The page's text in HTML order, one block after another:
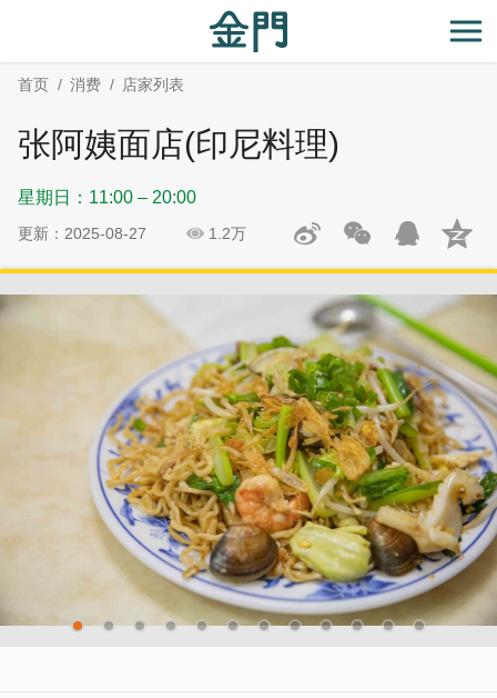
主
开
首页 消费 店家列表
张阿姨面店(印尼料理)
星期日：11:00 – 20:00
更新：2025-08-27 1.2万
社